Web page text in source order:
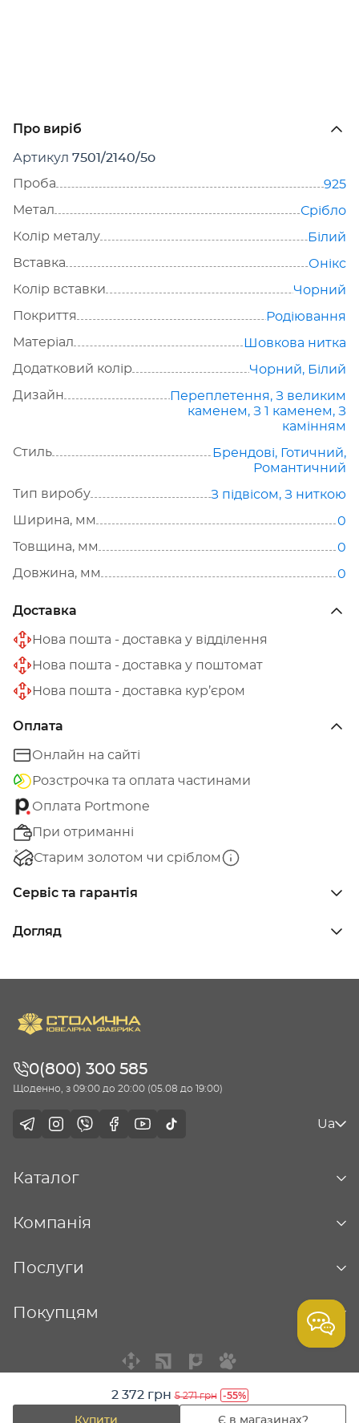
2 372 грн 5 271 грн -55%
Купити Є в магазинах?
Про виріб
Артикул 7501/2140/5о
Проба
925
Метал
Срібло
Колір металу
Білий
Вставка
Онікс
Колір вставки
Чорний
Покриття
Родіювання
Матеріал
Шовкова нитка
Додатковий колір
Чорний, Білий
Дизайн
Переплетення, З великим
каменем, З 1 каменем, З
камінням
Стиль
Брендові, Готичний,
Романтичний
Тип виробу
З підвісом, З ниткою
Ширина, мм
0
Товщина, мм
0
Довжина, мм
0
Доставка
Нова пошта - доставка у відділення
Нова пошта - доставка у поштомат
Нова пошта - доставка кур’єром
Оплата
Онлайн на сайті
Розстрочка та оплата частинами
Оплата Portmone
При отриманні
Старим золотом чи сріблом
Сервіс та гарантія
Догляд
0(800) 300 585
Щоденно, з 09:00 до 20:00 (05.08 до 19:00)
Ua
Каталог
Компанія
Послуги
Покупцям